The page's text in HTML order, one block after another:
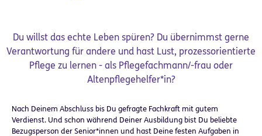
Du willst das echte Leben spüren? Du übernimmst gerne
Verantwortung für andere und hast Lust, prozessorientierte
Pflege zu lernen - als Pflegefachmann/-frau oder
Altenpflegehelfer*in?
Nach Deinem Abschluss bis Du gefragte Fachkraft mit gutem
Verdienst. Und schon während Deiner Ausbildung bist Du beliebte
Bezugsperson der Senior*innen und hast Deine festen Aufgaben in